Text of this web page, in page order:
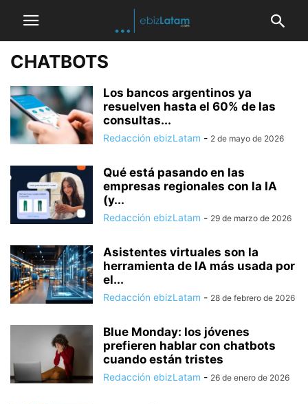
CHATBOTS
Los bancos argentinos ya
resuelven hasta el 60% de las
consultas...
Redacción ebizLatam - 2 de mayo de 2026
Qué está pasando en las
empresas regionales con la IA
(y...
Redacción ebizLatam - 29 de marzo de 2026
Asistentes virtuales son la
herramienta de IA más usada por
el...
Redacción ebizLatam - 28 de febrero de 2026
Blue Monday: los jóvenes
prefieren hablar con chatbots
cuando están tristes
Redacción ebizLatam - 26 de enero de 2026